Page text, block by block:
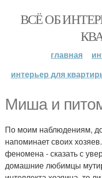
ВСЁ ОБ
главная
интерьер для
Миша и
По моим наблюдениям,
напоминает своих
феномена - сказать с
домашние любимцы